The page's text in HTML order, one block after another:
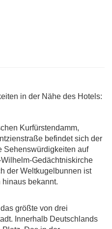
in der Nähe des Hotels:
Kurfürstendamm,
befindet sich der
Sehenswürdigkeiten auf
Gedächtniskirche
der Weltkugelbunnen ist
bekannt.
größte von drei
Innerhalb Deutschlands